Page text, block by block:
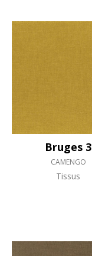
Bruges 3
CAMENGO
Tissus